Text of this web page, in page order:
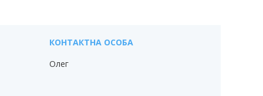
Олег